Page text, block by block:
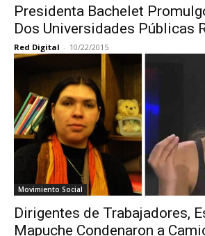
Presidenta Bachelet
Dos Universidades Públicas
Red Digital - 10/22/2015
Movimiento Social
Dirigentes de Trabajadores,
Mapuche Condenaron a